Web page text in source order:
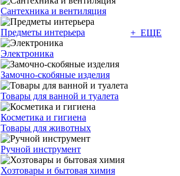
Сантехника и вентиляция
Предметы интерьера
Электроника
Замочно-скобяные изделия
Товары для ванной и туалета
Косметика и гигиена
Товары для животных
Ручной инструмент
Хозтовары и бытовая химия
+ ЕЩЕ